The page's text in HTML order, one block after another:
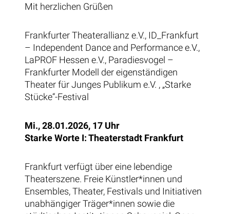
Mit herzlichen Grüßen
Frankfurter Theaterallianz e.V., ID_Frankfurt
– Independent Dance and Performance e.V.,
LaPROF Hessen e.V., Paradiesvogel –
Frankfurter Modell der eigenständigen
Theater für Junges Publikum e.V. , „Starke
Stücke“-Festival
Mi., 28.01.2026, 17 Uhr
Starke Worte I: Theaterstadt Frankfurt
Frankfurt verfügt über eine lebendige
Theaterszene. Freie Künstler*innen und
Ensembles, Theater, Festivals und Initiativen
unabhängiger Träger*innen sowie die